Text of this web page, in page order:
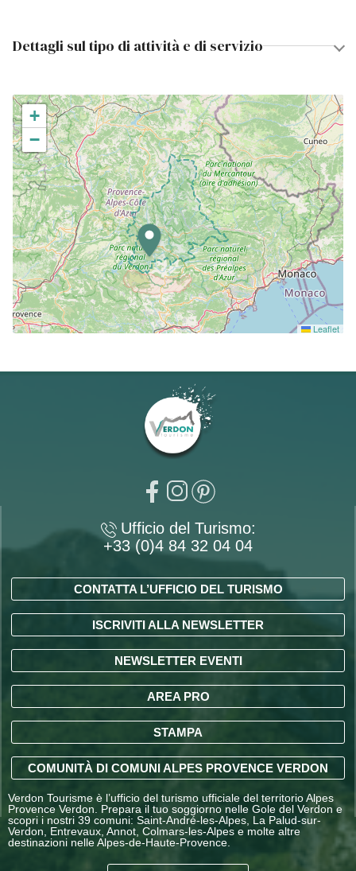
Dettagli sul tipo di attività e di servizio
+
−
Leaflet
Ufficio del Turismo:
+33 (0)4 84 32 04 04
CONTATTA L’UFFICIO DEL TURISMO
ISCRIVITI ALLA NEWSLETTER
NEWSLETTER EVENTI
AREA PRO
STAMPA
COMUNITÀ DI COMUNI ALPES PROVENCE VERDON
Verdon Tourisme è l’ufficio del turismo ufficiale del territorio Alpes
Provence Verdon. Prepara il tuo soggiorno nelle Gole del Verdon e
scopri i nostri 39 comuni: Saint-André-les-Alpes, La Palud-sur-
Verdon, Entrevaux, Annot, Colmars-les-Alpes e molte altre
destinazioni nelle Alpes-de-Haute-Provence.